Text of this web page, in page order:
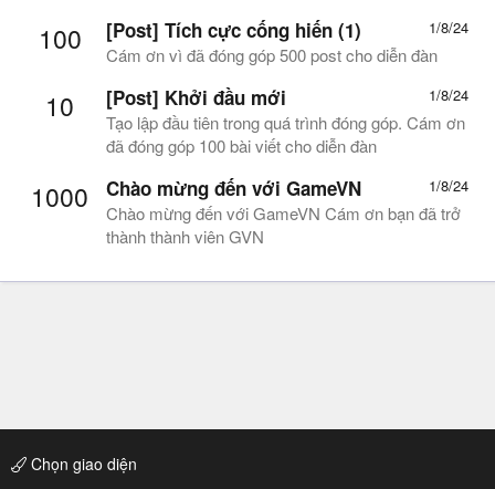
100 1/8/24
[Post] Tích cực cống hiến (1)
Cám ơn vì đã đóng góp 500 post cho diễn đàn
10 1/8/24
[Post] Khởi đầu mới
Tạo lập đầu tiên trong quá trình đóng góp. Cám ơn
đã đóng góp 100 bài viết cho diễn đàn
1000 1/8/24
Chào mừng đến với GameVN
Chào mừng đến với GameVN Cám ơn bạn đã trở
thành thành viên GVN
Chọn giao diện